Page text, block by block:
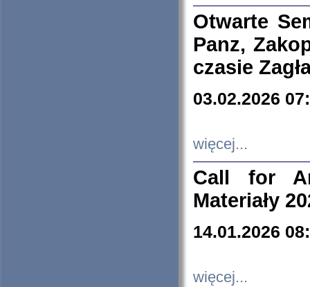
Otwarte
Panz,
czasie
03.02.2026
więcej...
Call for
Materiały
14.01.2026
więcej...